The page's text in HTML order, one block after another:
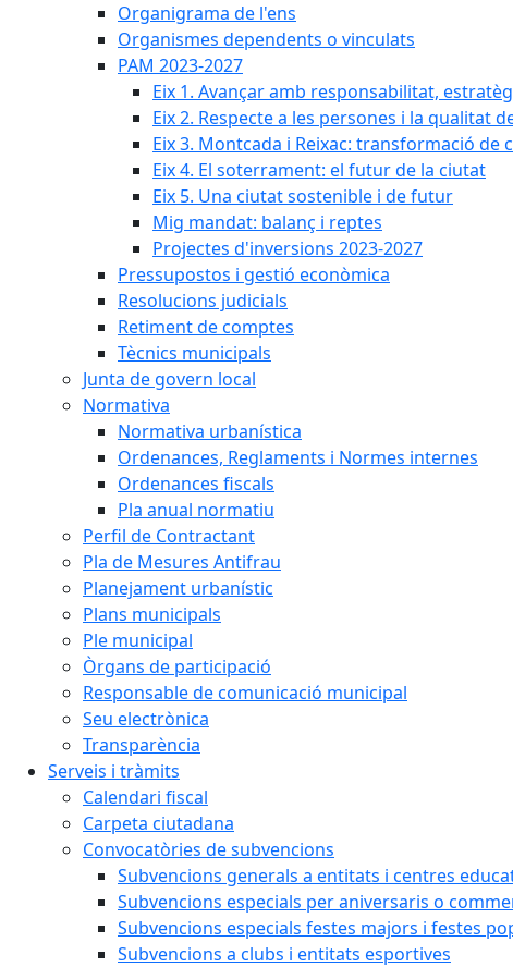
Organigrama de l'ens
Organismes dependents o vinculats
PAM 2023-2027
Eix 1. Avançar amb responsabilitat,
Eix 2. Respecte a les persones i la qualitat
Eix 3. Montcada i Reixac: transformació
Eix 4. El soterrament: el futur de la ciutat
Eix 5. Una ciutat sostenible i de futur
Mig mandat: balanç i reptes
Projectes d'inversions 2023-2027
Pressupostos i gestió econòmica
Resolucions judicials
Retiment de comptes
Tècnics municipals
Junta de govern local
Normativa
Normativa urbanística
Ordenances, Reglaments i Normes internes
Ordenances fiscals
Pla anual normatiu
Perfil de Contractant
Pla de Mesures Antifrau
Planejament urbanístic
Plans municipals
Ple municipal
Òrgans de participació
Responsable de comunicació municipal
Seu electrònica
Transparència
Serveis i tràmits
Calendari fiscal
Carpeta ciutadana
Convocatòries de subvencions
Subvencions generals a entitats i centres
Subvencions especials per aniversaris o
Subvencions especials festes majors i festes
Subvencions a clubs i entitats esportives